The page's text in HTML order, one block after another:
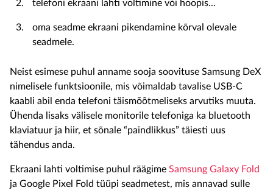
telefoni ekraani lahti voltimine või hoopis…
oma seadme ekraani pikendamine kõrval olevale
seadmele.
Neist esimese puhul anname sooja soovituse Samsung DeX
nimelisele funktsioonile, mis võimaldab tavalise USB-C
kaabli abil enda telefoni täismõõtmeliseks arvutiks muuta.
Ühenda lisaks välisele monitorile telefoniga ka bluetooth
klaviatuur ja hiir, et sõnale “paindlikkus” täiesti uus
tähendus anda.
Ekraani lahti voltimise puhul räägime Samsung Galaxy Fold
ja Google Pixel Fold tüüpi seadmetest, mis annavad sulle